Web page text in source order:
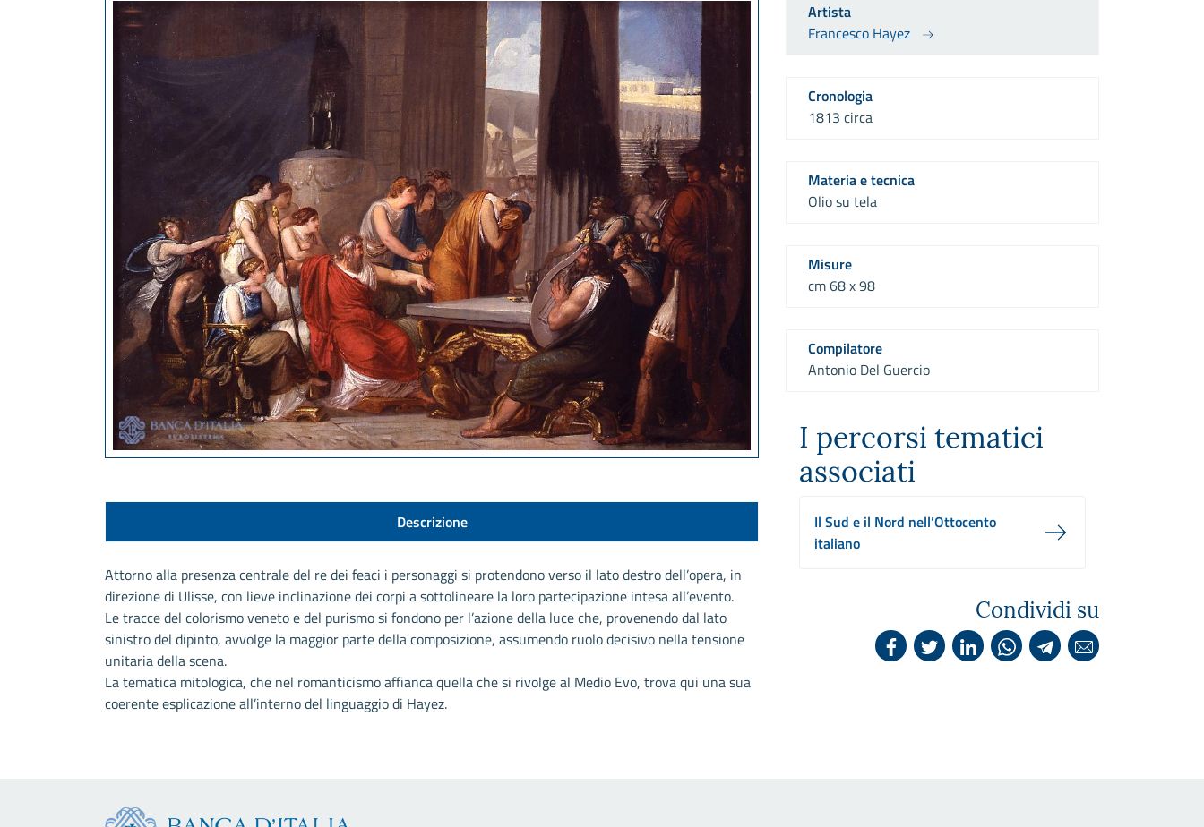
Descrizione
Attorno alla presenza centrale del re dei feaci i personaggi si protendono verso il lato destro dell’opera, in
direzione di Ulisse, con lieve inclinazione dei corpi a sottolineare la loro partecipazione intesa all’evento.
Le tracce del colorismo veneto e del purismo si fondono per l’azione della luce che, provenendo dal lato
sinistro del dipinto, avvolge la maggior parte della composizione, assumendo ruolo decisivo nella tensione
unitaria della scena.
La tematica mitologica, che nel romanticismo affianca quella che si rivolge al Medio Evo, trova qui una sua
coerente esplicazione all’interno del linguaggio di Hayez.
Artista
Francesco Hayez
Cronologia
1813 circa
Materia e tecnica
Olio su tela
Misure
cm 68 x 98
Compilatore
Antonio Del Guercio
I percorsi tematici
associati
Il Sud e il Nord nell’Ottocento
italiano
Condividi su